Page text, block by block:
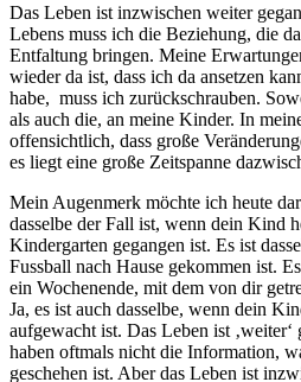
Das Leben ist inzwischen weiter
Lebens muss ich die Beziehung, die
Entfaltung bringen. Meine
wieder da ist, dass ich da ansetzen
habe, muss ich zurückschrauben.
als auch die, an meine Kinder. In
offensichtlich, dass große
es liegt eine große Zeitspanne
Mein Augenmerk möchte ich heute
dasselbe der Fall ist, wenn dein Kind
Kindergarten gegangen ist. Es ist
Fussball nach Hause gekommen ist.
ein Wochenende, mit dem von dir
Ja, es ist auch dasselbe, wenn dein
aufgewacht ist. Das Leben ist
haben oftmals nicht die Information,
geschehen ist. Aber das Leben ist